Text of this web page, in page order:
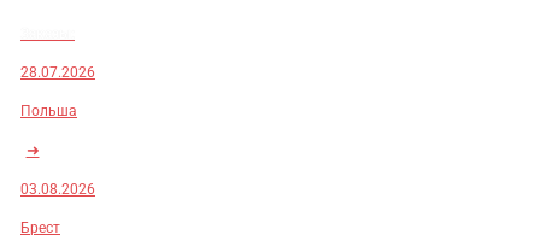
28.07.2026
Польша
➜
03.08.2026
Брест